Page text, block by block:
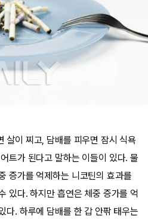
살이 찌고, 담배를 피우면 잠시 식욕
트가 된다고 말하는 이들이 있다. 물
증가를 억제하는 니코틴의 효과를
있다. 하지만 흡연은 체중 증가를 억
다. 하루에 담배를 한 갑 안팎 태우는